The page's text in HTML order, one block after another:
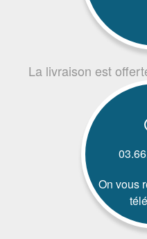
La livraison est
On vous